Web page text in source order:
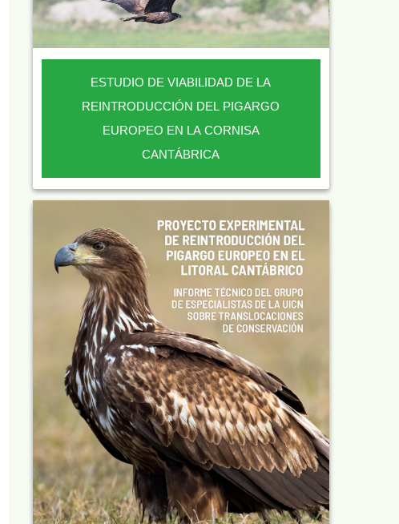
ESTUDIO DE VIABILIDAD DE LA
REINTRODUCCIÓN DEL PIGARGO
EUROPEO EN LA CORNISA
CANTÁBRICA